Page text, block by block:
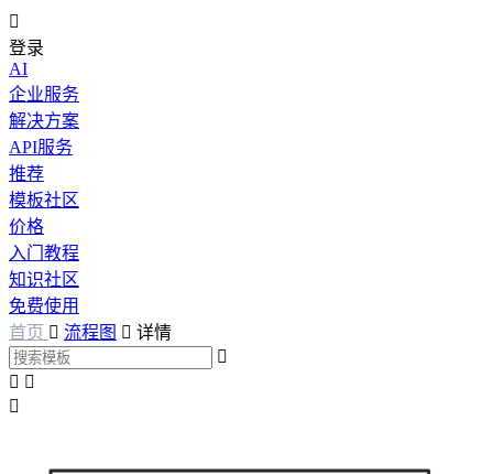

登录
AI
企业服务
解决方案
API服务
推荐
模板社区
价格
入门教程
知识社区
免费使用
首页  流程图  详情

 
